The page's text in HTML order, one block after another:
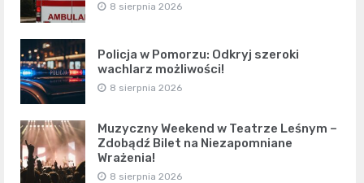
8 sierpnia 2026
Policja w Pomorzu: Odkryj szeroki
wachlarz możliwości!
8 sierpnia 2026
Muzyczny Weekend w Teatrze Leśnym –
Zdobądź Bilet na Niezapomniane
Wrażenia!
8 sierpnia 2026